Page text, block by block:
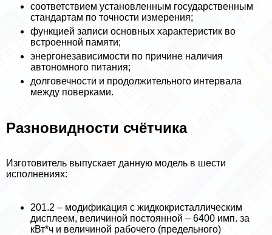
соответствием установленным государственным
стандартам по точности измерения;
функцией записи основных хаpaктеристик во
встроенной памяти;
энергонезависимости по причине наличия
автономного питания;
долговечности и продолжительного интервала
между поверками.
Разновидности счётчика
Изготовитель выпускает данную модель в шести
исполнениях:
201.2 – модификация с жидкокристаллическим
дисплеем, величиной постоянной – 6400 имп. за
кВт*ч и величиной рабочего (предельного)